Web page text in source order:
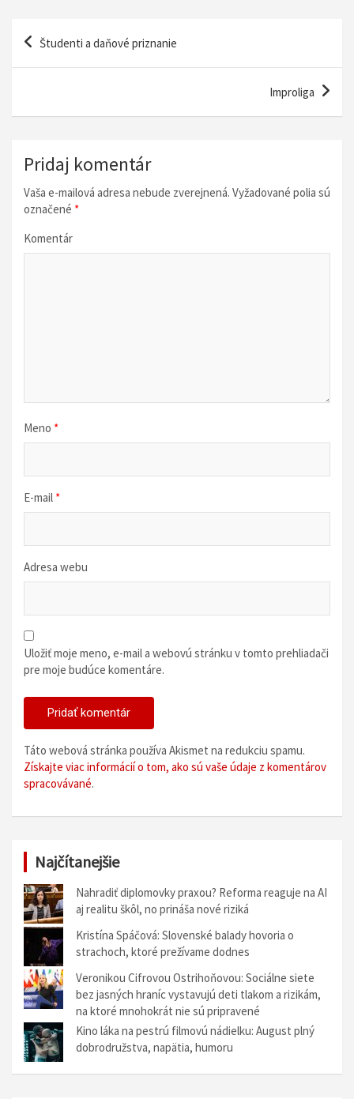
Študenti a daňové priznanie
Improliga
Pridaj komentár
Vaša e-mailová adresa nebude zverejnená. Vyžadované polia sú
označené *
Komentár
Meno *
E-mail *
Adresa webu
Uložiť moje meno, e-mail a webovú stránku v tomto prehliadači
pre moje budúce komentáre.
Táto webová stránka používa Akismet na redukciu spamu.
Získajte viac informácií o tom, ako sú vaše údaje z komentárov
spracovávané.
Najčítanejšie
Nahradiť diplomovky praxou? Reforma reaguje na AI
aj realitu škôl, no prináša nové riziká
Kristína Spáčová: Slovenské balady hovoria o
strachoch, ktoré prežívame dodnes
Veronikou Cifrovou Ostrihoňovou: Sociálne siete
bez jasných hraníc vystavujú deti tlakom a rizikám,
na ktoré mnohokrát nie sú pripravené
Kino láka na pestrú filmovú nádielku: August plný
dobrodružstva, napätia, humoru